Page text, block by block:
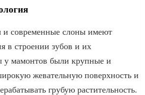
и современные слоны имеют
в строении зубов и их
у мамонтов были крупные и
жевательную поверхность и
грубую растительность.